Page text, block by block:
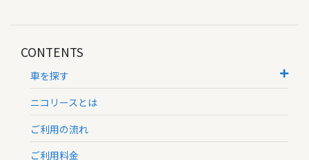
CONTENTS
車を探す
ニコリースとは
ご利用の流れ
ご利用料金